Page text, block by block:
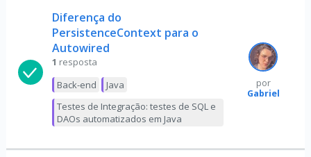
Diferença do
PersistenceContext para o
Autowired
1 resposta
Back-end
Java
Testes de Integração: testes de SQL e
DAOs automatizados em Java
por
Gabriel